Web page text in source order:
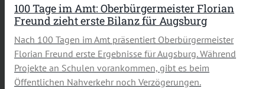
100 Tage im Amt: Oberbürgermeister Florian
Freund zieht erste Bilanz für Augsburg
Nach 100 Tagen im Amt präsentiert Oberbürgermeister
Florian Freund erste Ergebnisse für Augsburg. Während
Projekte an Schulen vorankommen, gibt es beim
Öffentlichen Nahverkehr noch Verzögerungen.